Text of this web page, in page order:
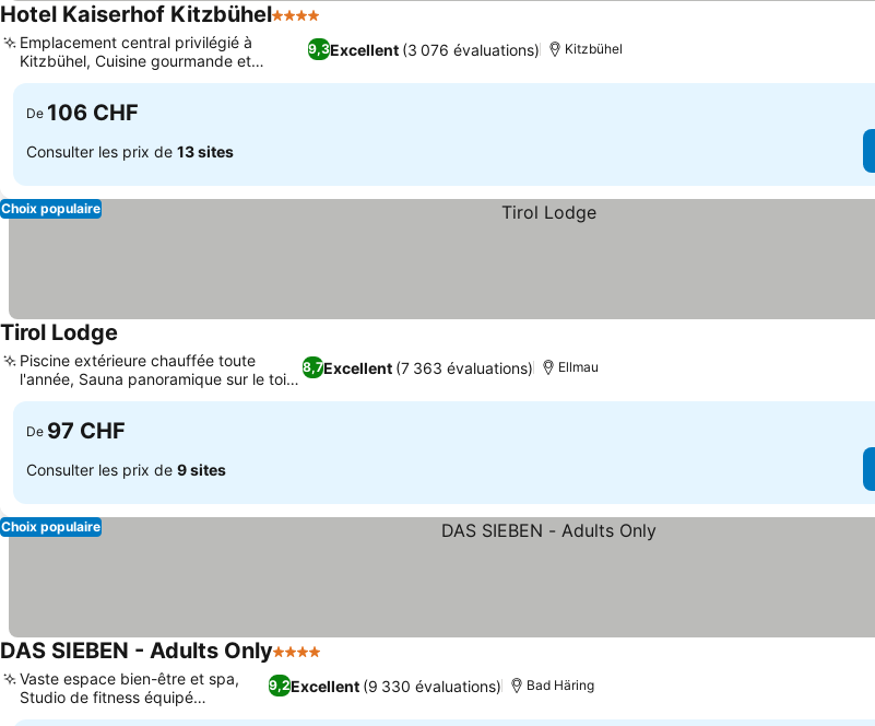
Hotel Kaiserhof Kitzbühel4 Étoiles
9,3Excellent (3 076 évaluations)
Emplacement central privilégié à
Kitzbühel, Cuisine gourmande et
spécialités locales
Kitzbühel
De 106 CHF
Consulter les prix de 13 sites
Choix populaire
Tirol Lodge
8,7Excellent (7 363 évaluations)
Piscine extérieure chauffée toute
l'année, Sauna panoramique sur le toit
avec vue
Ellmau
De 97 CHF
Consulter les prix de 9 sites
Choix populaire
DAS SIEBEN - Adults Only4 Étoiles
9,2Excellent (9 330 évaluations)
Vaste espace bien-être et spa,
Studio de fitness équipé
Technogym
Bad Häring